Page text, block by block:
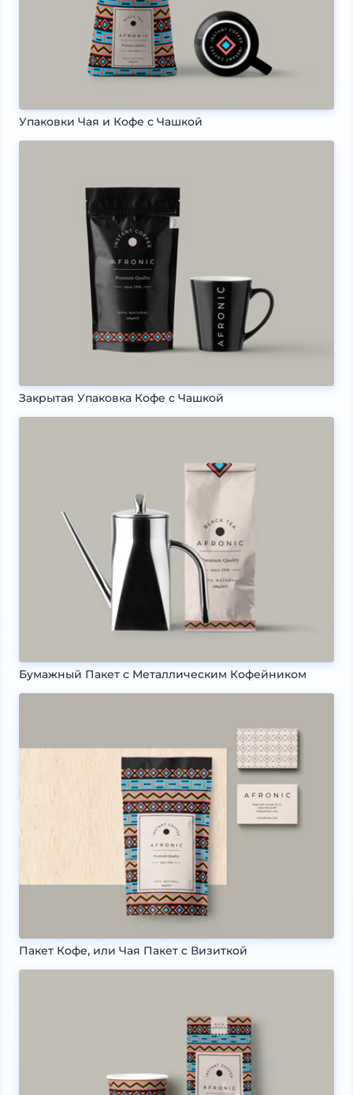
Упаковки Чая и Кофе с Чашкой
Закрытая Упаковка Кофе с Чашкой
Бумажный Пакет с Металлическим Кофейником
Пакет Кофе, или Чая Пакет с Визиткой